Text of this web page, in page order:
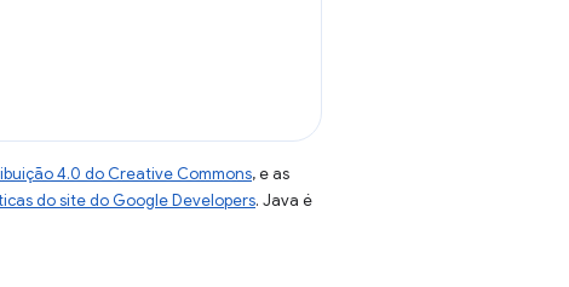
4.0 do Creative Commons, e as
do site do Google Developers. Java é